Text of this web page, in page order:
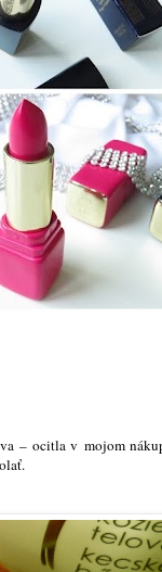
– ocitla v mojom